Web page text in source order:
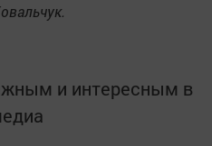
и интересным в